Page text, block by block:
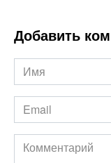
Добавить
Имя
*
Email
*
Комментарий